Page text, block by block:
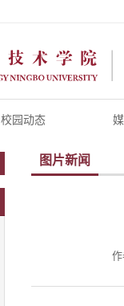
校园动态
图片新闻